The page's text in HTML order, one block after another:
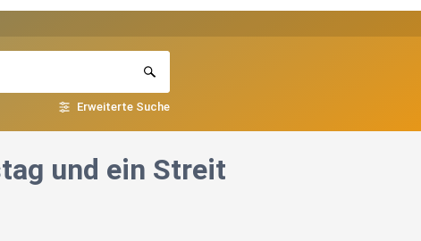
Erweiterte Suche
und ein Streit